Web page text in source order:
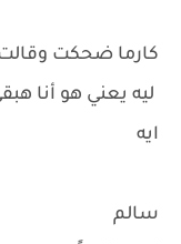
كارما ضحكت
ليه يعني هو أنا
ايه
سالم